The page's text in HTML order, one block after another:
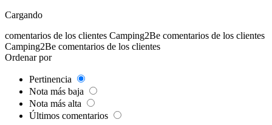
Cargando
comentarios de los clientes Camping2Be comentarios de los clientes
Camping2Be comentarios de los clientes
Ordenar por
Pertinencia
Nota más baja
Nota más alta
Últimos comentarios